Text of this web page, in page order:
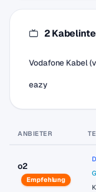
2
Vodafone Kabel
eazy
ANBIETER
o2
Empfehlung